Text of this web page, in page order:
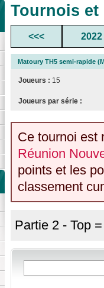
Tournois
<<< 2022
Matoury TH5 semi-rapide
Joueurs : 15
Joueurs par série :
Ce tournoi est
Réunion
points et les
classement
Partie 2 - Top